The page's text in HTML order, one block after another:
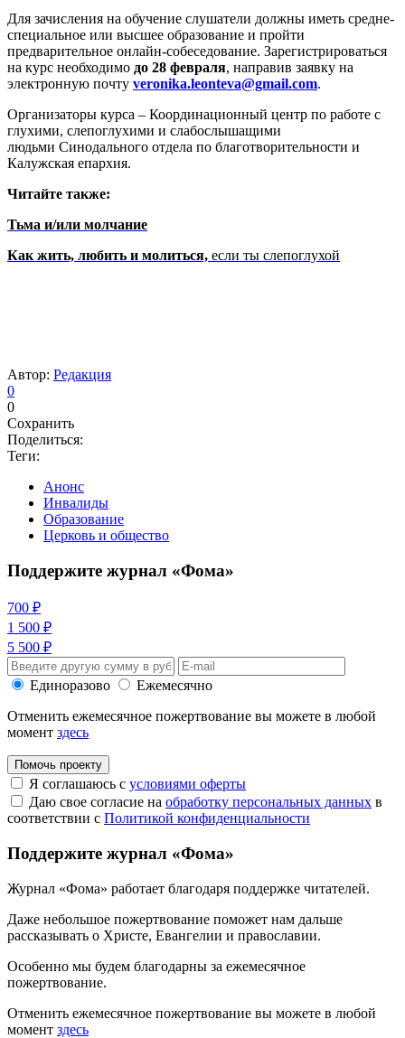
Для зачисления на обучение слушатели должны иметь средне-
специальное или высшее образование и пройти
предварительное онлайн-собеседование. Зарегистрироваться
на курс необходимо до 28 февраля, направив заявку на
электронную почту veronika.leonteva@gmail.com.
Организаторы курса – Координационный центр по работе с
глухими, слепоглухими и слабослышащими
людьми Синодального отдела по благотворительности и
Калужская епархия.
Читайте также:
Тьма и/или молчание
Как жить, любить и молиться, если ты слепоглухой
Автор: Редакция
0
0
Сохранить
Поделиться:
Теги:
Анонс
Инвалиды
Образование
Церковь и общество
Поддержите журнал «Фома»
700 ₽
1 500 ₽
5 500 ₽
Единоразово
Ежемесячно
Отменить ежемесячное пожертвование вы можете в любой
момент здесь
Помочь проекту
Я соглашаюсь с условиями оферты
Даю свое согласие на обработку персональных данных в
соответствии с Политикой конфиденциальности
Поддержите журнал «Фома»
Журнал «Фома» работает благодаря поддержке читателей.
Даже небольшое пожертвование поможет нам дальше
рассказывать о Христе, Евангелии и православии.
Особенно мы будем благодарны за ежемесячное
пожертвование.
Отменить ежемесячное пожертвование вы можете в любой
момент здесь